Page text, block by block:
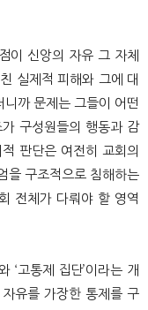
이 신앙의 자유 그 자체
실제적 피해와 그에 대
까 문제는 그들이 어떤
구성원들의 행동과 감
판단은 여전히 교회의
을 구조적으로 침해하는
전체가 다뤄야 할 영역
‘고통제 집단’이라는 개
유를 가장한 통제를 구